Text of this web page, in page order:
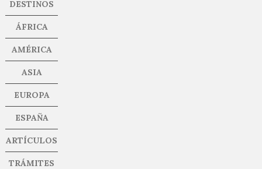
DESTINOS
ÁFRICA
AMÉRICA
ASIA
EUROPA
ESPAÑA
ARTÍCULOS
TRÁMITES